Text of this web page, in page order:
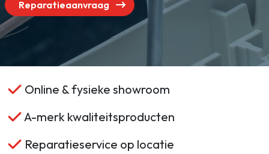
Reparatieaanvraag
Online & fysieke showroom
A-merk kwaliteitsproducten
Reparatieservice op locatie